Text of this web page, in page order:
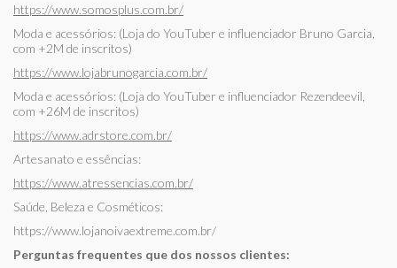
https://www.somosplus.com.br/
Moda e acessórios: (Loja do YouTuber e influenciador Bruno Garcia,
com +2M de inscritos)
https://www.lojabrunogarcia.com.br/
Moda e acessórios: (Loja do YouTuber e influenciador Rezendeevil,
com +26M de inscritos)
https://www.adrstore.com.br/
Artesanato e essências:
https://www.atressencias.com.br/
Saúde, Beleza e Cosméticos:
https://www.lojanoivaextreme.com.br/
Perguntas frequentes que dos nossos clientes: